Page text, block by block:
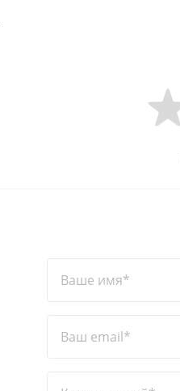
Ваше имя*
Ваш email*